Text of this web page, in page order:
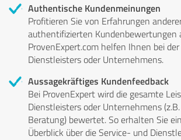
Authentische Kundenmeinungen
Profitieren Sie von Erfahrungen
authentifizierten Kundenbewertungen
ProvenExpert.com helfen Ihnen bei
Dienstleisters oder Unternehmens.
Aussagekräftiges Kundenfeedback
Bei ProvenExpert wird die gesamte
Dienstleisters oder Unternehmens
Beratung) bewertet. So erhalten Sie
Überblick über die Service- und